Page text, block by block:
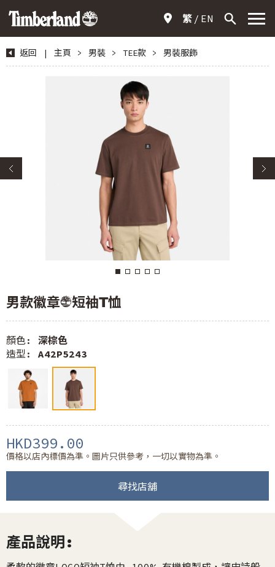
繁 EN
返回 | 主頁 > 男裝 > TEE款 > 男裝服飾
男款徽章LOGO短袖T恤
顏色: 深棕色
造型: A42P5243
HKD399.00
價格以店內標價為準。圖片只供參考，一切以實物為準。
尋找店舖
產品說明: